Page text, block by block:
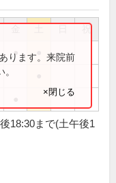
祝
●
ります。来院前
×閉じる
18:30まで(土午後1